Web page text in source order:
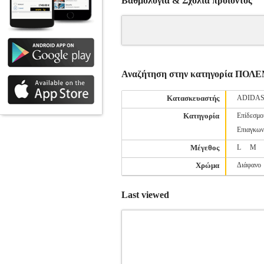
Αναζήτηση στην κατηγορία
Κατασκευαστής
Κατηγορία
Μέγεθος L M
Χρώμα Διάφανο
Last viewed